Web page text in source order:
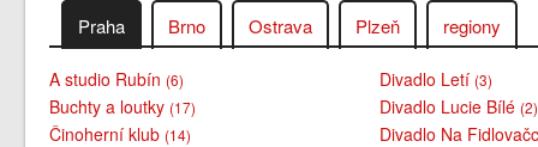
Praha Brno Ostrava Plzeň regiony
A studio Rubín(6)
Buchty a loutky(17)
Činoherní klub(14)
Divadlo Letí(3)
Divadlo Lucie Bílé(2)
Divadlo Na